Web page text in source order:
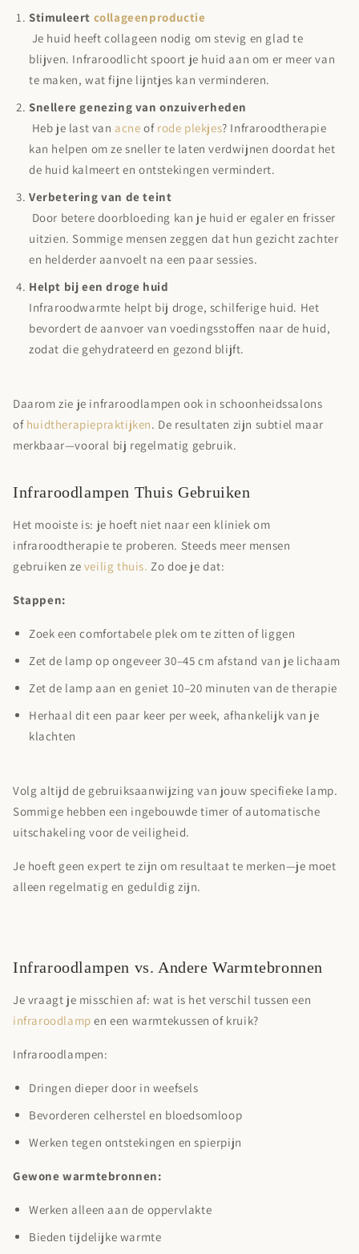
Stimuleert collageenproductie
Je huid heeft collageen nodig om stevig en glad te
blijven. Infraroodlicht spoort je huid aan om er meer van
te maken, wat fijne lijntjes kan verminderen.
Snellere genezing van onzuiverheden
Heb je last van acne of rode plekjes? Infraroodtherapie
kan helpen om ze sneller te laten verdwijnen doordat het
de huid kalmeert en ontstekingen vermindert.
Verbetering van de teint
Door betere doorbloeding kan je huid er egaler en frisser
uitzien. Sommige mensen zeggen dat hun gezicht zachter
en helderder aanvoelt na een paar sessies.
Helpt bij een droge huid
Infraroodwarmte helpt bij droge, schilferige huid. Het
bevordert de aanvoer van voedingsstoffen naar de huid,
zodat die gehydrateerd en gezond blijft.
Daarom zie je infraroodlampen ook in schoonheidssalons
of huidtherapiepraktijken. De resultaten zijn subtiel maar
merkbaar—vooral bij regelmatig gebruik.
Infraroodlampen Thuis Gebruiken
Het mooiste is: je hoeft niet naar een kliniek om
infraroodtherapie te proberen. Steeds meer mensen
gebruiken ze veilig thuis. Zo doe je dat:
Stappen:
Zoek een comfortabele plek om te zitten of liggen
Zet de lamp op ongeveer 30–45 cm afstand van je lichaam
Zet de lamp aan en geniet 10–20 minuten van de therapie
Herhaal dit een paar keer per week, afhankelijk van je
klachten
Volg altijd de gebruiksaanwijzing van jouw specifieke lamp.
Sommige hebben een ingebouwde timer of automatische
uitschakeling voor de veiligheid.
Je hoeft geen expert te zijn om resultaat te merken—je moet
alleen regelmatig en geduldig zijn.
Infraroodlampen vs. Andere Warmtebronnen
Je vraagt je misschien af: wat is het verschil tussen een
infraroodlamp en een warmtekussen of kruik?
Infraroodlampen:
Dringen dieper door in weefsels
Bevorderen celherstel en bloedsomloop
Werken tegen ontstekingen en spierpijn
Gewone warmtebronnen:
Werken alleen aan de oppervlakte
Bieden tijdelijke warmte